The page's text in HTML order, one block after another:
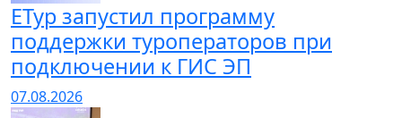
ЕТур запустил программу
поддержки туроператоров при
подключении к ГИС ЭП
07.08.2026